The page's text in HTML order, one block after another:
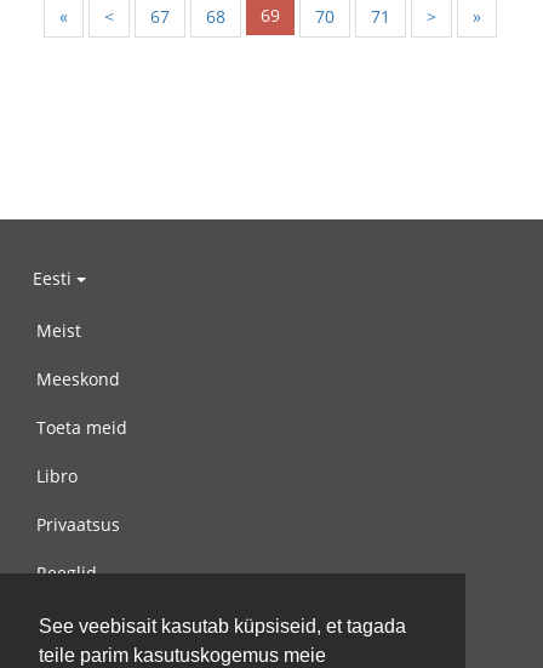
See veebisait kasutab küpsiseid, et tagada
teile parim kasutuskogemus meie
« < 67 68 69 70 71 > »
Eesti
Meist
Meeskond
Toeta meid
Libro
Privaatsus
Reeglid
Võta meiega ühendust